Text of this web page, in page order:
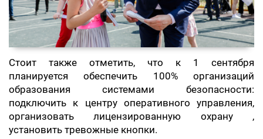
Стоит также отметить, что к 1 сентября
планируется обеспечить 100% организаций
образования системами безопасности:
подключить к центру оперативного управления,
организовать лицензированную охрану ,
установить тревожные кнопки.